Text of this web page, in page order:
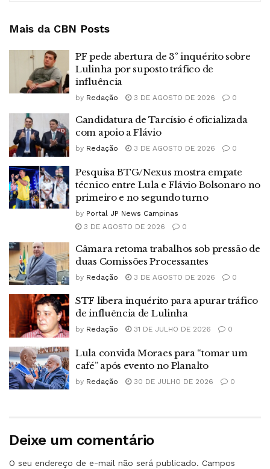
Mais da CBN Posts
PF pede abertura de 3º inquérito sobre
Lulinha por suposto tráfico de
influência
by Redação 3 DE AGOSTO DE 2026 0
Candidatura de Tarcísio é oficializada
com apoio a Flávio
by Redação 3 DE AGOSTO DE 2026 0
Pesquisa BTG/Nexus mostra empate
técnico entre Lula e Flávio Bolsonaro no
primeiro e no segundo turno
by Portal JP News Campinas
3 DE AGOSTO DE 2026
0
Câmara retoma trabalhos sob pressão de
duas Comissões Processantes
by Redação 3 DE AGOSTO DE 2026 0
STF libera inquérito para apurar tráfico
de influência de Lulinha
by Redação 31 DE JULHO DE 2026 0
Lula convida Moraes para “tomar um
café” após evento no Planalto
by Redação 30 DE JULHO DE 2026 0
Deixe um comentário
O seu endereço de e-mail não será publicado. Campos